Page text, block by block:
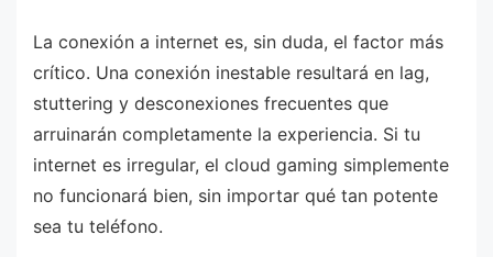
La conexión a internet es, sin duda, el factor más
crítico. Una conexión inestable resultará en lag,
stuttering y desconexiones frecuentes que
arruinarán completamente la experiencia. Si tu
internet es irregular, el cloud gaming simplemente
no funcionará bien, sin importar qué tan potente
sea tu teléfono.